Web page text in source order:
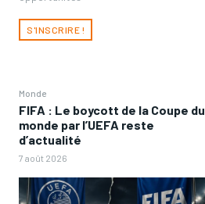
S'INSCRIRE !
Monde
FIFA : Le boycott de la Coupe du
monde par l’UEFA reste
d’actualité
7 août 2026